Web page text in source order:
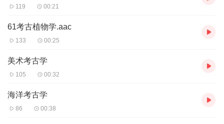
119 00:21
61考古植物学.aac
133 00:25
美术考古学
105 00:32
海洋考古学
86 00:38